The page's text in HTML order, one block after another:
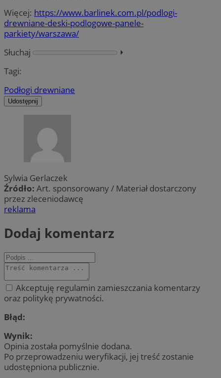
Więcej: https://www.barlinek.com.pl/podlogi-
drewniane-deski-podlogowe-panele-
parkiety/warszawa/
Słuchaj
⏵︎
Tagi:
Podłogi drewniane
Udostępnij
Sylwia Gerlaczek
Źródło: Art. sponsorowany / Materiał dostarczony
przez zleceniodawcę
reklama
Dodaj komentarz
Akceptuję regulamin zamieszczania komentarzy
oraz politykę prywatności.
Błąd:
Wynik:
Opinia została pomyślnie dodana.
Po przeprowadzeniu weryfikacji, jej treść zostanie
udostępniona publicznie.